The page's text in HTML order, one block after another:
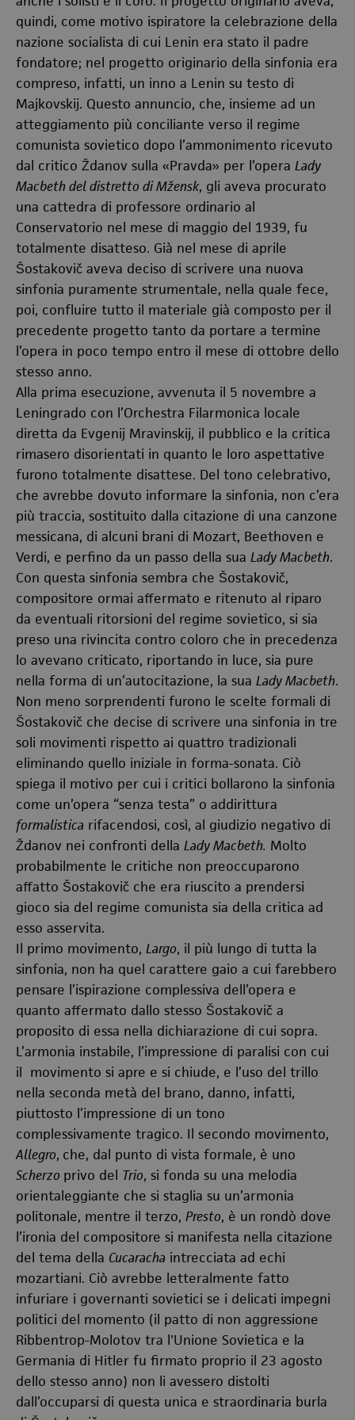
quindi, come motivo ispiratore la celebrazione della
nazione socialista di cui Lenin era stato il padre
fondatore; nel progetto originario della sinfonia era
compreso, infatti, un inno a Lenin su testo di
Majkovskij. Questo annuncio, che, insieme ad un
atteggiamento più conciliante verso il regime
comunista sovietico dopo l’ammonimento ricevuto
dal critico Ždanov sulla «Pravda» per l’opera Lady
Macbeth del distretto di Mžensk, gli aveva procurato
una cattedra di professore ordinario al
Conservatorio nel mese di maggio del 1939, fu
totalmente disatteso. Già nel mese di aprile
Šostakovič aveva deciso di scrivere una nuova
sinfonia puramente strumentale, nella quale fece,
poi, confluire tutto il materiale già composto per il
precedente progetto tanto da portare a termine
l’opera in poco tempo entro il mese di ottobre dello
stesso anno.
Alla prima esecuzione, avvenuta il 5 novembre a
Leningrado con l’Orchestra Filarmonica locale
diretta da Evgenij Mravinskij, il pubblico e la critica
rimasero disorientati in quanto le loro aspettative
furono totalmente disattese. Del tono celebrativo,
che avrebbe dovuto informare la sinfonia, non c’era
più traccia, sostituito dalla citazione di una canzone
messicana, di alcuni brani di Mozart, Beethoven e
Verdi, e perfino da un passo della sua Lady Macbeth.
Con questa sinfonia sembra che Šostakovič,
compositore ormai affermato e ritenuto al riparo
da eventuali ritorsioni del regime sovietico, si sia
preso una rivincita contro coloro che in precedenza
lo avevano criticato, riportando in luce, sia pure
nella forma di un’autocitazione, la sua Lady Macbeth.
Non meno sorprendenti furono le scelte formali di
Šostakovič che decise di scrivere una sinfonia in tre
soli movimenti rispetto ai quattro tradizionali
eliminando quello iniziale in forma-sonata. Ciò
spiega il motivo per cui i critici bollarono la sinfonia
come un’opera “senza testa” o addirittura
formalistica rifacendosi, così, al giudizio negativo di
Ždanov nei confronti della Lady Macbeth. Molto
probabilmente le critiche non preoccuparono
affatto Šostakovič che era riuscito a prendersi
gioco sia del regime comunista sia della critica ad
esso asservita.
Il primo movimento, Largo, il più lungo di tutta la
sinfonia, non ha quel carattere gaio a cui farebbero
pensare l’ispirazione complessiva dell’opera e
quanto affermato dallo stesso Šostakovič a
proposito di essa nella dichiarazione di cui sopra.
L’armonia instabile, l’impressione di paralisi con cui
il movimento si apre e si chiude, e l’uso del trillo
nella seconda metà del brano, danno, infatti,
piuttosto l’impressione di un tono
complessivamente tragico. Il secondo movimento,
Allegro, che, dal punto di vista formale, è uno
Scherzo privo del Trio, si fonda su una melodia
orientaleggiante che si staglia su un’armonia
politonale, mentre il terzo, Presto, è un rondò dove
l’ironia del compositore si manifesta nella citazione
del tema della Cucaracha intrecciata ad echi
mozartiani. Ciò avrebbe letteralmente fatto
infuriare i governanti sovietici se i delicati impegni
politici del momento (il patto di non aggressione
Ribbentrop-Molotov tra l'Unione Sovietica e la
Germania di Hitler fu firmato proprio il 23 agosto
dello stesso anno) non li avessero distolti
dall’occuparsi di questa unica e straordinaria burla